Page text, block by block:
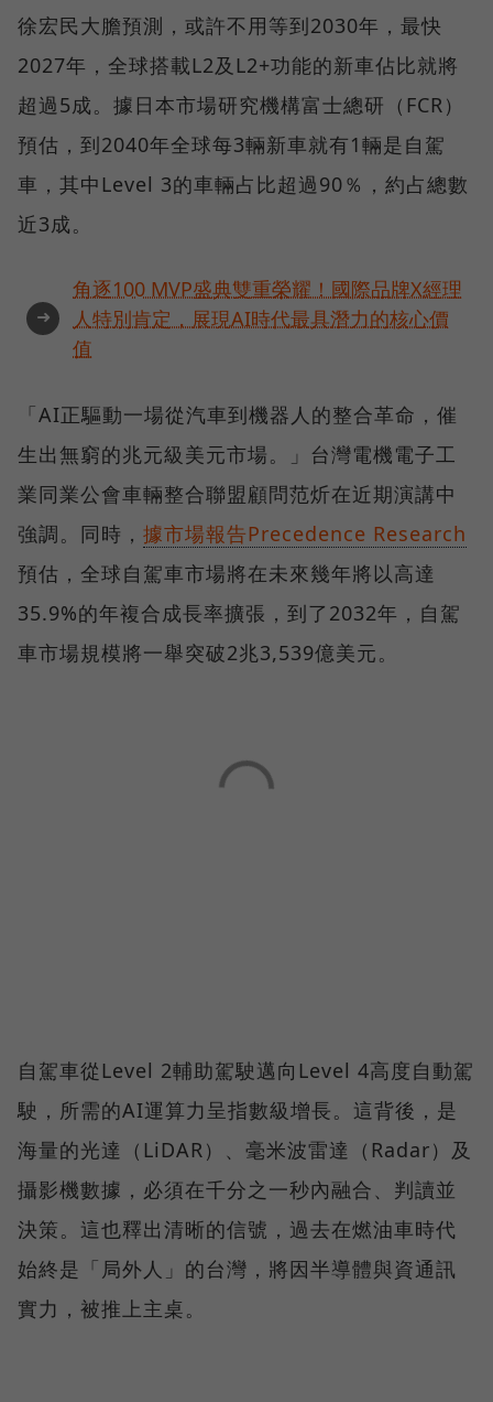
徐宏民大膽預測，或許不用等到2030年，最快
2027年，全球搭載L2及L2+功能的新車佔比就將
超過5成。據日本市場研究機構富士總研（FCR）
預估，到2040年全球每3輛新車就有1輛是自駕
車，其中Level 3的車輛占比超過90％，約占總數
近3成。
➜
角逐100 MVP盛典雙重榮耀！國際品牌X經理
人特別肯定，展現AI時代最具潛力的核心價
值
「AI正驅動一場從汽車到機器人的整合革命，催
生出無窮的兆元級美元市場。」台灣電機電子工
業同業公會車輛整合聯盟顧問范炘在近期演講中
強調。同時， 據市場報告Precedence Research
預估，全球自駕車市場將在未來幾年將以高達
35.9%的年複合成長率擴張，到了2032年，自駕
車市場規模將一舉突破2兆3,539億美元。
自駕車從Level 2輔助駕駛邁向Level 4高度自動駕
駛，所需的AI運算力呈指數級增長。這背後，是
海量的光達（LiDAR）、毫米波雷達（Radar）及
攝影機數據，必須在千分之一秒內融合、判讀並
決策。這也釋出清晰的信號，過去在燃油車時代
始終是「局外人」的台灣，將因半導體與資通訊
實力，被推上主桌。